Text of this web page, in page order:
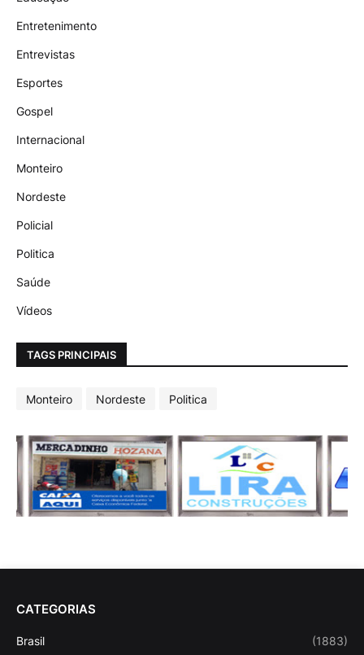
Entretenimento
Entrevistas
Esportes
Gospel
Internacional
Monteiro
Nordeste
Policial
Politica
Saúde
Vídeos
TAGS PRINCIPAIS
Monteiro Nordeste Politica
CATEGORIAS
Brasil (1883)